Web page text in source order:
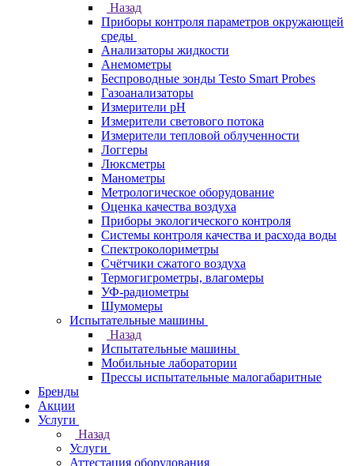
Назад
Приборы контроля параметров окружающей
среды
Анализаторы жидкости
Анемометры
Беспроводные зонды Testo Smart Probes
Газоанализаторы
Измерители pH
Измерители светового потока
Измерители тепловой облученности
Логгеры
Люксметры
Манометры
Метрологическое оборудование
Оценка качества воздуха
Приборы экологического контроля
Системы контроля качества и расхода воды
Спектроколориметры
Счётчики сжатого воздуха
Термогигрометры, влагомеры
УФ-радиометры
Шумомеры
Испытательные машины
Назад
Испытательные машины
Мобильные лаборатории
Прессы испытательные малогабаритные
Бренды
Акции
Услуги
Назад
Услуги
Аттестация оборудования